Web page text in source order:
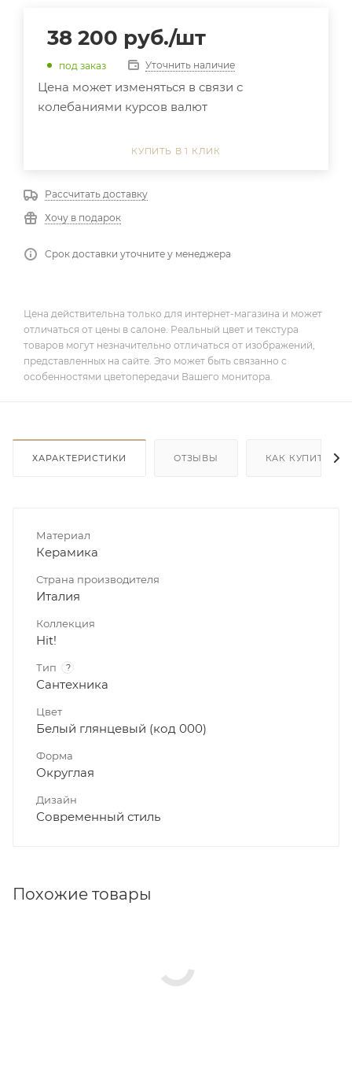
38 200 руб./шт
под заказ Уточнить наличие
Цена может изменяться в связи с
колебаниями курсов валют
КУПИТЬ В 1 КЛИК
Рассчитать доставку
Хочу в подарок
Срок доставки уточните у менеджера
Цена действительна только для интернет-магазина и может
отличаться от цены в салоне. Реальный цвет и текстура
товаров могут незначительно отличаться от изображений,
представленных на сайте. Это может быть связанно с
особенностями цветопередачи Вашего монитора.
ХАРАКТЕРИСТИКИ ОТЗЫВЫ КАК КУПИТЬ
Материал
Керамика
Страна производителя
Италия
Коллекция
Hit!
Тип ?
Сантехника
Цвет
Белый глянцевый (код 000)
Форма
Округлая
Дизайн
Современный стиль
Похожие товары